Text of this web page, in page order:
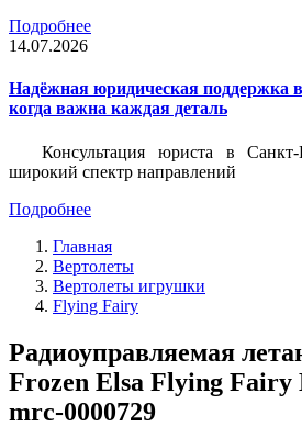
Подробнее
14.07.2026
Надёжная юридическая поддержка
когда важна каждая деталь
Консультация юриста в Санкт-
широкий спектр направлений
Подробнее
Главная
Вертолеты
Вертолеты игрушки
Flying Fairy
Радиоуправляемая
Frozen Elsa Flying Fairy
mrc-0000729